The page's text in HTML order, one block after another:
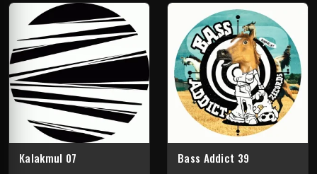
Kalakmul 07 Bass Addict 39